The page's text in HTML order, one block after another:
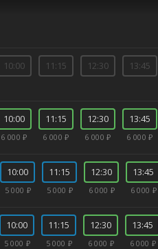
10:00 11:15 12:30 13:45
10:00
6 000 ₽
11:15
6 000 ₽
12:30
6 000 ₽
13:45
6 000 ₽
10:00
5 000 ₽
11:15
5 000 ₽
12:30
6 000 ₽
13:45
6 000 ₽
10:00
5 000 ₽
11:15
5 000 ₽
12:30
6 000 ₽
13:45
6 000 ₽